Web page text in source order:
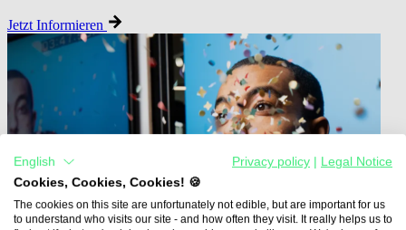
Jetzt Informieren
English Privacy policy
Legal Notice
Cookies, Cookies, Cookies! 🍪
The cookies on this site are unfortunately not edible, but are important for us
to understand who visits our site - and how often they visit. It really helps us to